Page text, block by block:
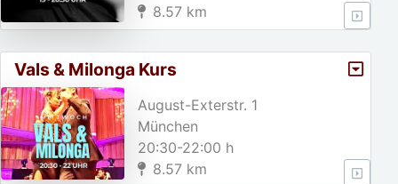
8.57 km
Vals & Milonga Kurs
August-Exterstr. 1
München
20:30-22:00 h
8.57 km